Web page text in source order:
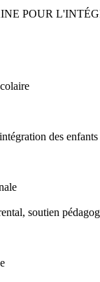
POUR
des enfants
soutien